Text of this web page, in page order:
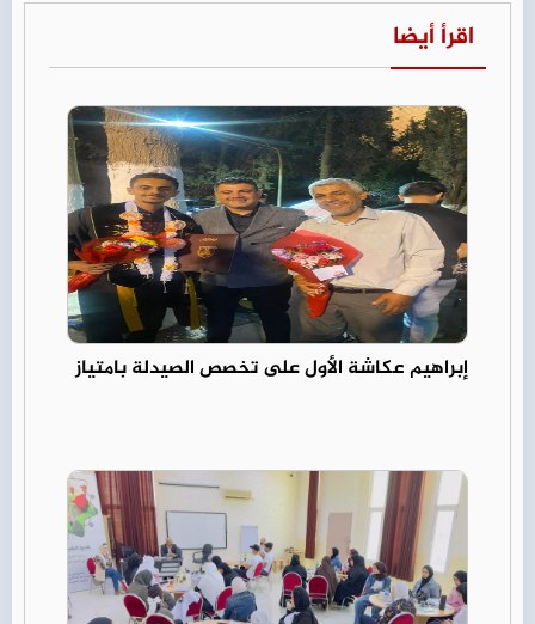
اقرأ أيضا
إبراهيم عكاشة الأول على تخصص الصيدلة بامتياز